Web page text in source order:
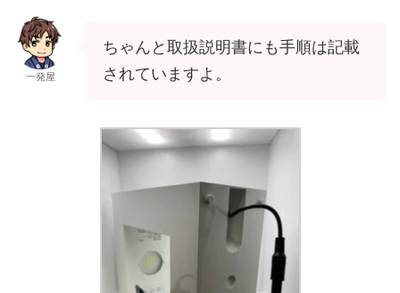
一発屋
ちゃんと取扱説明書にも手順は記載
されていますよ。